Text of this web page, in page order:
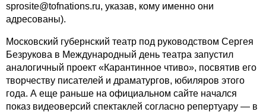
sprosite@tofnations.ru, указав, кому именно они
адресованы).
Московский губернский театр под руководством Сергея
Безрукова в Международный день театра запустил
аналогичный проект «Карантинное чтиво», посвятив его
творчеству писателей и драматургов, юбиляров этого
года. А еще раньше на официальном сайте начался
показ видеоверсий спектаклей согласно репертуару — в